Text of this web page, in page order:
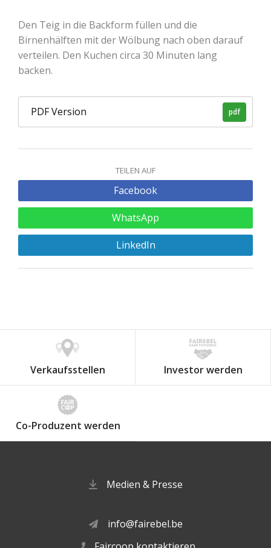
Den Teig in die Backform füllen und die
Birnenhälften mit der Wölbung nach oben darauf
verteilen. Den Kuchen circa 30 Minuten lang
backen.
pdf
PDF Version
TEILEN AUF
Facebook
WhatsApp
LinkedIn
Verkaufsstellen Investor werden
Co-Produzent werden
Medien & Presse
info@fairebel.be